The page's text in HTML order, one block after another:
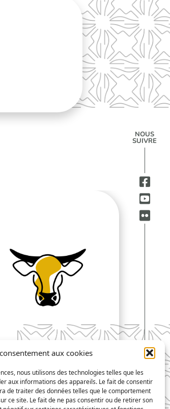
aux cookies
nous utilisons des technologies telles que les
aux informations des appareils. Le fait de consentir
de traiter des données telles que le comportement
ce site. Le fait de ne pas consentir ou de retirer son
NOUS
SUIVRE
n°2016/1012